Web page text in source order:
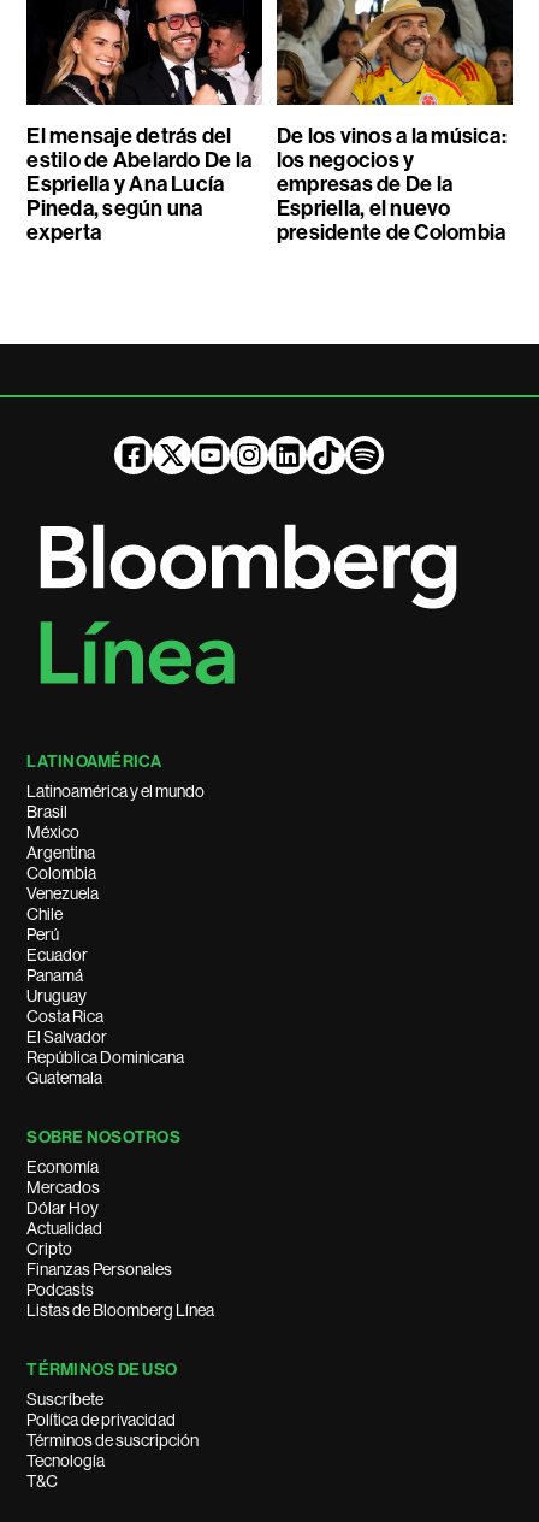
El mensaje detrás del
estilo de Abelardo De la
Espriella y Ana Lucía
Pineda, según una
experta
De los vinos a la música:
los negocios y
empresas de De la
Espriella, el nuevo
presidente de Colombia
LATINOAMÉRICA
Latinoamérica y el mundo
Brasil
México
Argentina
Colombia
Venezuela
Chile
Perú
Ecuador
Panamá
Uruguay
Costa Rica
El Salvador
República Dominicana
Guatemala
SOBRE NOSOTROS
Economía
Mercados
Dólar Hoy
Actualidad
Cripto
Finanzas Personales
Podcasts
Listas de Bloomberg Línea
TÉRMINOS DE USO
Suscríbete
Política de privacidad
Términos de suscripción
Tecnología
T&C